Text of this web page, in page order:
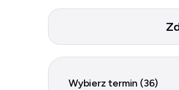
Wybierz termin (36)